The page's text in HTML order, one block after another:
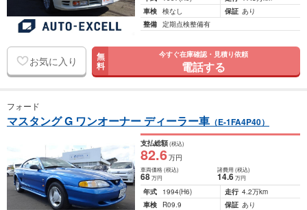
車検 検なし 保証 あり
整備 定期点検整備有
お気に入り 無
料
今すぐ在庫確認・見積り依頼
電話する
フォード
マスタング G ワンオーナー ディーラー車 （E-1FA4P40）
支払総額(税込)
82.6万円
車両価格(税込)
68万円
諸費用 (税込)
14.6 万円
年式 1994(H6) 走行 4.2万km
車検
R09.9 保証 あり